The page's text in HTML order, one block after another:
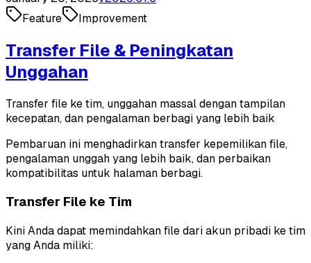
Feature
Improvement
Transfer File & Peningkatan
Unggahan
Transfer file ke tim, unggahan massal dengan tampilan
kecepatan, dan pengalaman berbagi yang lebih baik
Pembaruan ini menghadirkan transfer kepemilikan file,
pengalaman unggah yang lebih baik, dan perbaikan
kompatibilitas untuk halaman berbagi.
Transfer File ke Tim
Kini Anda dapat memindahkan file dari akun pribadi ke tim
yang Anda miliki: